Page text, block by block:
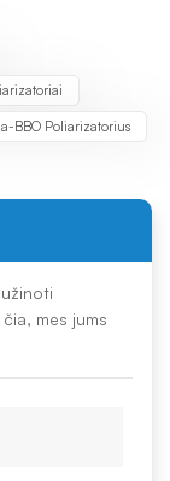
BBO Poliarizatorius
mes jums